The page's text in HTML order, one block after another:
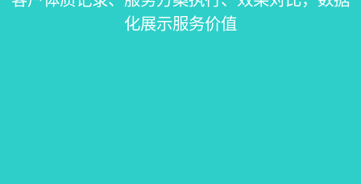
升复购率与客单价
一目了然，提升资源利用率
化展示服务价值
销全流程数字化管理